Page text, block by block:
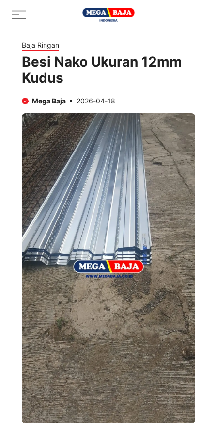
Menu
Baja Ringan
Besi Nako Ukuran 12mm
Kudus
Mega Baja 2026-04-18